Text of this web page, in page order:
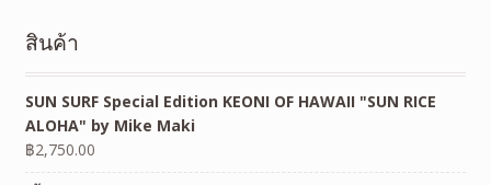
สินค้า
SUN SURF Special Edition KEONI OF HAWAII "SUN RICE
ALOHA" by Mike Maki
฿2,750.00